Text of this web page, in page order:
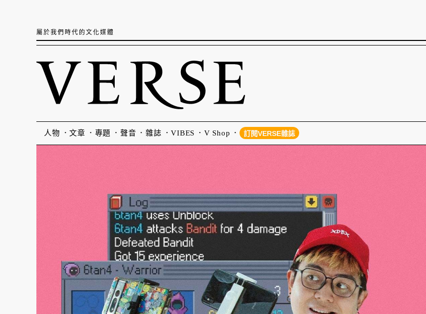
屬於我們時代的文化媒體
人物 文章 專題 聲音 雜誌 VIBES V Shop 訂閱VERSE雜誌